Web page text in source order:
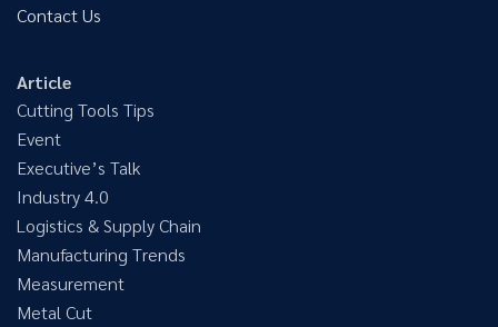
Contact Us
Article
Cutting Tools Tips
Event
Executive’s Talk
Industry 4.0
Logistics & Supply Chain
Manufacturing Trends
Measurement
Metal Cut